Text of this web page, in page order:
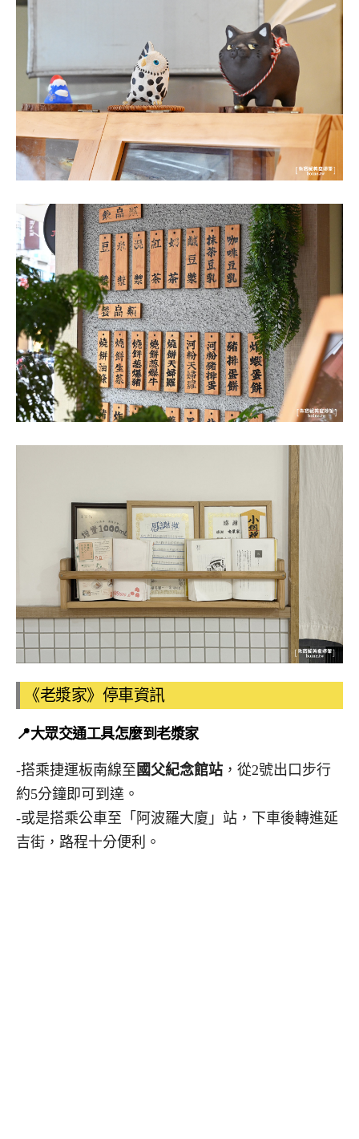
《老漿家》停車資訊
📍大眾交通工具怎麼到老漿家
-搭乘捷運板南線至 國父紀念館站 ，從2號出口步行
約5分鐘即可到達。
-或是搭乘公車至「阿波羅大廈」站，下車後轉進延
吉街，路程十分便利。